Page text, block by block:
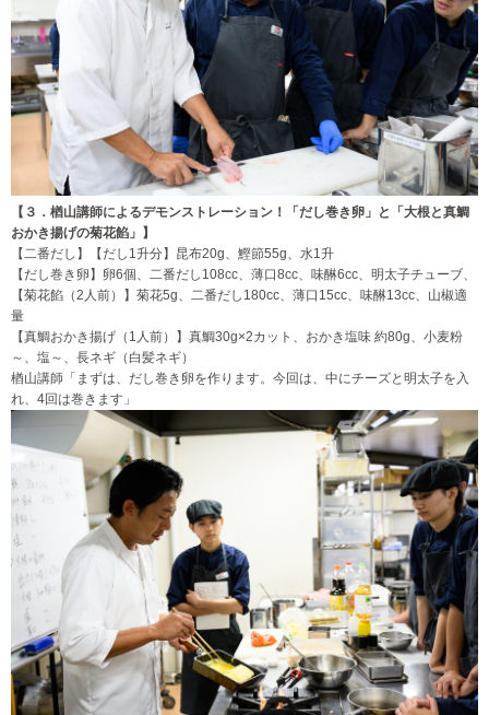
【３．楢山講師によるデモンストレーション！ 「だし巻き卵」と
「大根と真鯛
おかき揚げの菊花餡」】
【二番だし】【だし1升分】昆布20g、鰹節55g、水1升
【だし巻き卵】卵6個、二番だし108cc、薄口8cc、味醂6cc、明太子チューブ、
【菊花餡（2人前）】菊花5g、二番だし180cc、薄口15cc、味醂13cc、山椒適
量
【真鯛おかき揚げ（1人前）】真鯛30g×2カット、おかき塩味 約80g、小麦粉
～、塩～、長ネギ（白髪ネギ）
楢山講師「まずは、だし巻き卵を作ります。今回は、中にチーズと明太子を入
れ、4回は巻きます」